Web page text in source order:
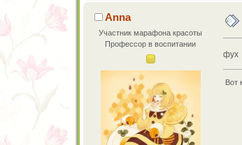
Anna
Участник марафона красоты
Профессор в воспитании
фух
Вот